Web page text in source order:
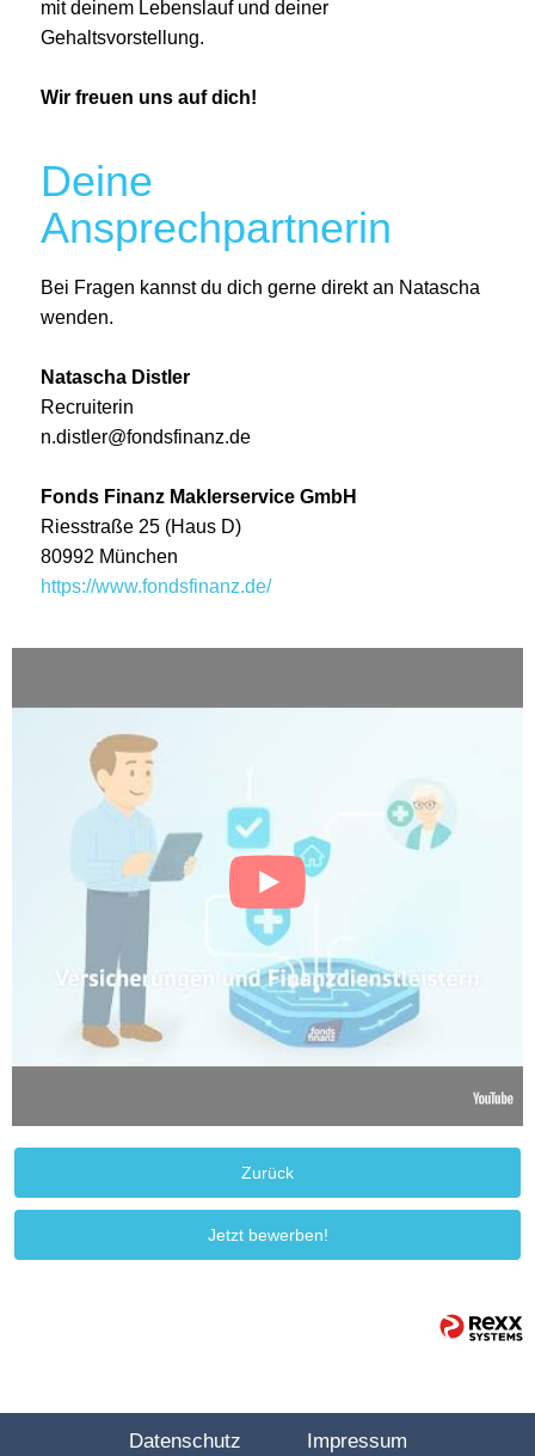
mit deinem Lebenslauf und deiner
Gehaltsvorstellung.
Wir freuen uns auf dich!
Deine
Ansprechpartnerin
Bei Fragen kannst du dich gerne direkt an Natascha
wenden.
Natascha Distler
Recruiterin
n.distler@fondsfinanz.de
Fonds Finanz Maklerservice GmbH
Riesstraße 25 (Haus D)
80992 München
https://www.fondsfinanz.de/
Zurück
Jetzt bewerben!
Datenschutz Impressum